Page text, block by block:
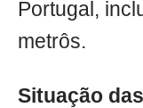
Portugal,
metrôs.
Situação